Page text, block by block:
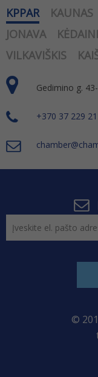
KPPAR KAUNAS
JONAVA
VILKAVIŠKIS
Gedimino g.
+370 37 229
©